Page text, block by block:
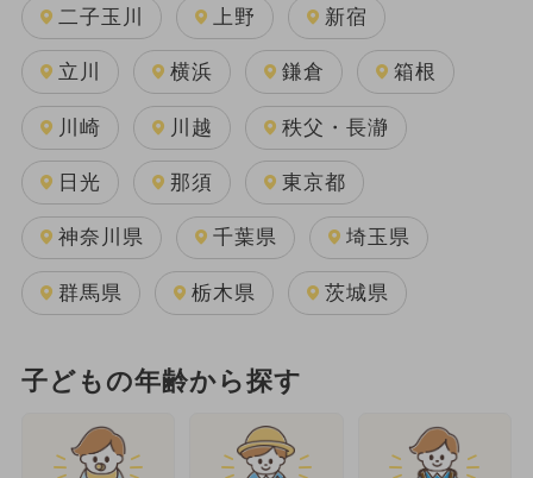
二子玉川 上野 新宿
立川 横浜 鎌倉 箱根
川崎 川越 秩父・長瀞
日光 那須 東京都
神奈川県 千葉県 埼玉県
群馬県 栃木県 茨城県
子どもの年齢から探す